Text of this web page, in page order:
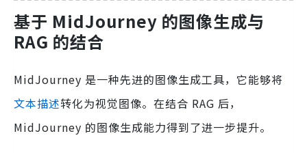
基于 MidJourney 的图像生成与
RAG 的结合
MidJourney 是一种先进的图像生成工具，它能够将
文本描述转化为视觉图像。在结合 RAG 后，
MidJourney 的图像生成能力得到了进一步提升。